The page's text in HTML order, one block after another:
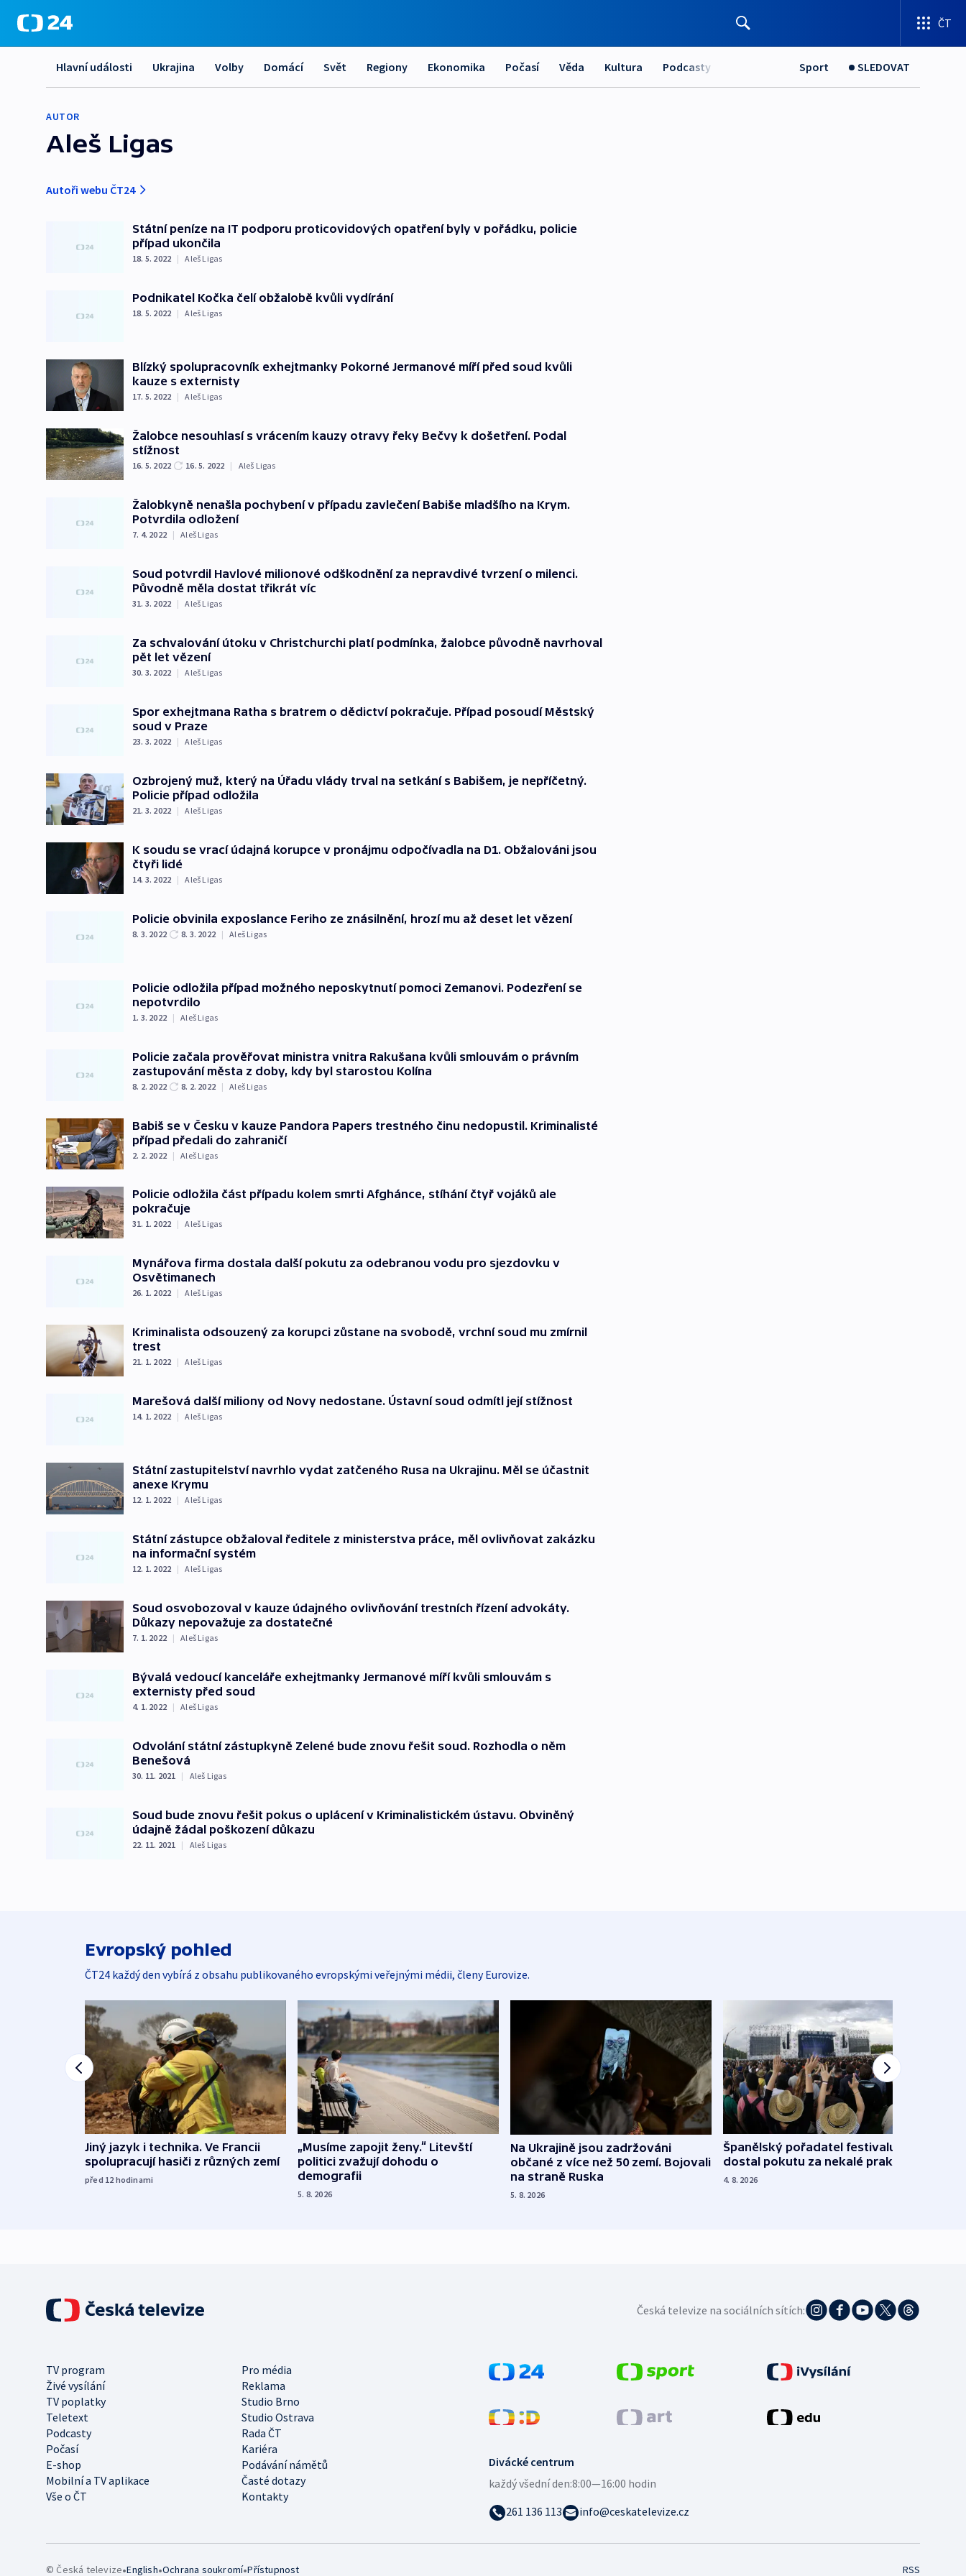
ČT
Hlavní události Ukrajina Volby Domácí Svět Regiony Ekonomika Počasí Věda Kultura Podcasty Sport SLEDOVAT
AUTOR
Aleš Ligas
Autoři webu ČT24
Státní peníze na IT podporu proticovidových opatření byly v pořádku, policie
případ ukončila
18. 5. 2022 | Aleš Ligas
Podnikatel Kočka čelí obžalobě kvůli vydírání
18. 5. 2022 | Aleš Ligas
Blízký spolupracovník exhejtmanky Pokorné Jermanové míří před soud kvůli
kauze s externisty
17. 5. 2022 | Aleš Ligas
Žalobce nesouhlasí s vrácením kauzy otravy řeky Bečvy k došetření. Podal
stížnost
16. 5. 2022 16. 5. 2022 | Aleš Ligas
Žalobkyně nenašla pochybení v případu zavlečení Babiše mladšího na Krym.
Potvrdila odložení
7. 4. 2022 | Aleš Ligas
Soud potvrdil Havlové milionové odškodnění za nepravdivé tvrzení o milenci.
Původně měla dostat třikrát víc
31. 3. 2022 | Aleš Ligas
Za schvalování útoku v Christchurchi platí podmínka, žalobce původně navrhoval
pět let vězení
30. 3. 2022 | Aleš Ligas
Spor exhejtmana Ratha s bratrem o dědictví pokračuje. Případ posoudí Městský
soud v Praze
23. 3. 2022 | Aleš Ligas
Ozbrojený muž, který na Úřadu vlády trval na setkání s Babišem, je nepříčetný.
Policie případ odložila
21. 3. 2022 | Aleš Ligas
K soudu se vrací údajná korupce v pronájmu odpočívadla na D1. Obžalováni jsou
čtyři lidé
14. 3. 2022 | Aleš Ligas
Policie obvinila exposlance Feriho ze znásilnění, hrozí mu až deset let vězení
8. 3. 2022 8. 3. 2022 | Aleš Ligas
Policie odložila případ možného neposkytnutí pomoci Zemanovi. Podezření se
nepotvrdilo
1. 3. 2022 | Aleš Ligas
Policie začala prověřovat ministra vnitra Rakušana kvůli smlouvám o právním
zastupování města z doby, kdy byl starostou Kolína
8. 2. 2022 8. 2. 2022 | Aleš Ligas
Babiš se v Česku v kauze Pandora Papers trestného činu nedopustil. Kriminalisté
případ předali do zahraničí
2. 2. 2022 | Aleš Ligas
Policie odložila část případu kolem smrti Afghánce, stíhání čtyř vojáků ale
pokračuje
31. 1. 2022 | Aleš Ligas
Mynářova firma dostala další pokutu za odebranou vodu pro sjezdovku v
Osvětimanech
26. 1. 2022 | Aleš Ligas
Kriminalista odsouzený za korupci zůstane na svobodě, vrchní soud mu zmírnil
trest
21. 1. 2022 | Aleš Ligas
Marešová další miliony od Novy nedostane. Ústavní soud odmítl její stížnost
14. 1. 2022 | Aleš Ligas
Státní zastupitelství navrhlo vydat zatčeného Rusa na Ukrajinu. Měl se účastnit
anexe Krymu
12. 1. 2022 | Aleš Ligas
Státní zástupce obžaloval ředitele z ministerstva práce, měl ovlivňovat zakázku
na informační systém
12. 1. 2022 | Aleš Ligas
Soud osvobozoval v kauze údajného ovlivňování trestních řízení advokáty.
Důkazy nepovažuje za dostatečné
7. 1. 2022 | Aleš Ligas
Bývalá vedoucí kanceláře exhejtmanky Jermanové míří kvůli smlouvám s
externisty před soud
4. 1. 2022 | Aleš Ligas
Odvolání státní zástupkyně Zelené bude znovu řešit soud. Rozhodla o něm
Benešová
30. 11. 2021 | Aleš Ligas
Soud bude znovu řešit pokus o uplácení v Kriminalistickém ústavu. Obviněný
údajně žádal poškození důkazu
22. 11. 2021 | Aleš Ligas
Evropský pohled
ČT24 každý den vybírá z obsahu publikovaného evropskými veřejnými médii, členy Eurovize.
Jiný jazyk i technika. Ve Francii
spolupracují hasiči z různých zemí
před 12 hodinami
„Musíme zapojit ženy.“ Litevští
politici zvažují dohodu o
demografii
5. 8. 2026
Na Ukrajině jsou zadržováni
občané z více než 50 zemí. Bojovali
na straně Ruska
5. 8. 2026
Španělský pořadatel festivalu
dostal pokutu za nekalé praktiky
4. 8. 2026
Česká televize na sociálních sítích:
TV program
Pro média
Živé vysílání
Reklama
TV poplatky
Studio Brno
Teletext
Studio Ostrava
Podcasty
Rada ČT
Počasí
Kariéra
E-shop
Podávání námětů
Mobilní a TV aplikace
Časté dotazy
Vše o ČT
Kontakty
Divácké centrum
každý všední den:8:00—16:00 hodin
261 136 113
info@ceskatelevize.cz
© Česká televize•English•Ochrana soukromí•Přístupnost RSS